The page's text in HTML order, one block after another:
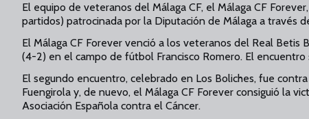
El equipo de veteranos del Málaga CF, el Málaga CF
partidos) patrocinada por la Diputación de Málaga a través
El Málaga CF Forever venció a los veteranos del Real Betis
(4-2) en el campo de fútbol Francisco Romero. El encuentro
El segundo encuentro, celebrado en Los Boliches, fue
Fuengirola y, de nuevo, el Málaga CF Forever consiguió la
Asociación Española contra el Cáncer.